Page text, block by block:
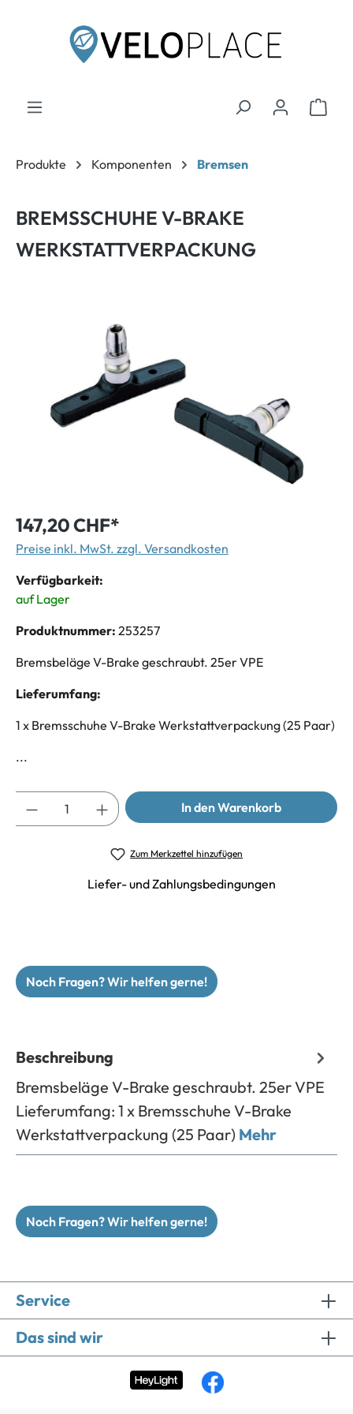
Produkte Komponenten Bremsen
BREMSSCHUHE V-BRAKE
WERKSTATTVERPACKUNG
147,20 CHF*
Preise inkl. MwSt. zzgl. Versandkosten
Verfügbarkeit:
auf Lager
Produktnummer: 253257
Bremsbeläge V-Brake geschraubt. 25er VPE
Lieferumfang:
1 x Bremsschuhe V-Brake Werkstattverpackung (25 Paar)
...
In den Warenkorb
Zum Merkzettel hinzufügen
Liefer- und Zahlungsbedingungen
Noch Fragen? Wir helfen gerne!
Beschreibung
Bremsbeläge V-Brake geschraubt. 25er VPE
Lieferumfang: 1 x Bremsschuhe V-Brake
Werkstattverpackung (25 Paar) Mehr
Noch Fragen? Wir helfen gerne!
Service
Das sind wir